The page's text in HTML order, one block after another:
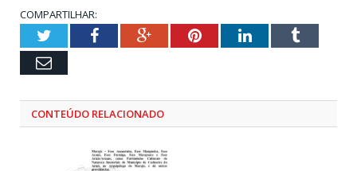
COMPARTILHAR:
TwitterFacebookGoogle+PinterestLinkedInTumblr
Email
CONTEÚDO RELACIONADO